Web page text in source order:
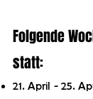
Folgende
statt:
21. April - 25.